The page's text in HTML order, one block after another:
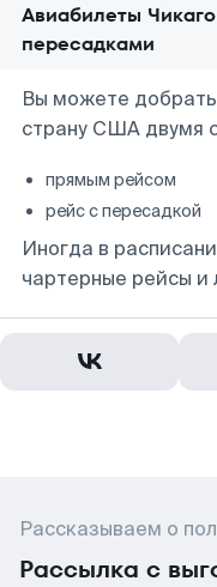
Авиабилеты
пересадками
Вы можете
страну США двумя
прямым рейсом
рейс с пересадкой
Иногда в
чартерные рейсы и
Рассказываем о
Рассылка с